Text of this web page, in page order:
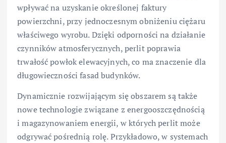
wpływać na uzyskanie określonej faktury
powierzchni, przy jednoczesnym obniżeniu ciężaru
właściwego wyrobu. Dzięki odporności na działanie
czynników atmosferycznych, perlit poprawia
trwałość powłok elewacyjnych, co ma znaczenie dla
długowieczności fasad budynków.
Dynamicznie rozwijającym się obszarem są także
nowe technologie związane z energooszczędnością
i magazynowaniem energii, w których perlit może
odgrywać pośrednią rolę. Przykładowo, w systemach